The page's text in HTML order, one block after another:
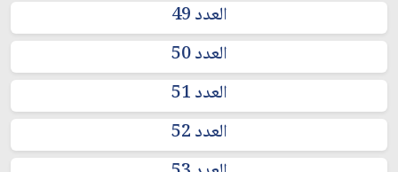
العدد 49
العدد 50
العدد 51
العدد 52